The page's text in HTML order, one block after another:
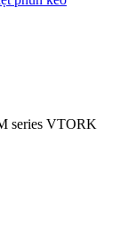
series VTORK